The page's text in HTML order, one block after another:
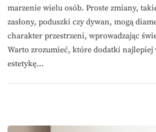
marzenie wielu osób. Proste zmiany,
zasłony, poduszki czy dywan, mogą
charakter przestrzeni, wprowadzając
Warto zrozumieć, które dodatki najlepiej
estetykę…